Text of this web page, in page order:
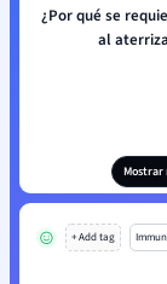
¿Por qué se
al
Mostrar
+ Add tag